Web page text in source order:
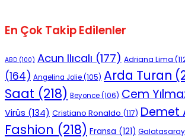
En Çok Takip Edilenler
ABD (100) Acun Ilıcalı (177) Adriana Lima
(164) Angelina Jolie(105) Arda Turan
Saat (218) Beyonce(106) Cem
Virüs (134) Cristiano Ronaldo (117) Demet
Fashion (218) Fransa (121) Galatasaray